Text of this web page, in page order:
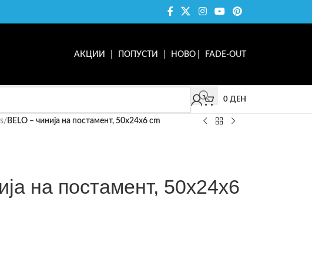
АКЦИИ ПОПУСТИ НОВО FADE-OUT
0 ДЕН
/ BELO – чинија на постамент, 50x24x6 cm
на постамент, 50x24x6